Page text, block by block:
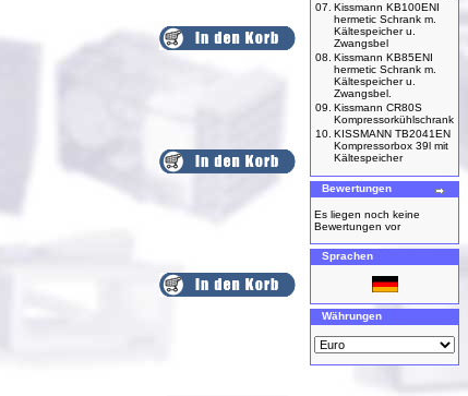
07. Kissmann KB100ENI
hermetic Schrank m.
Kältespeicher u.
Zwangsbel
08. Kissmann KB85ENI
hermetic Schrank m.
Kältespeicher u.
Zwangsbel.
09. Kissmann CR80S
Kompressorkühlschrank
10. KISSMANN TB2041EN
Kompressorbox 39l mit
Kältespeicher
Bewertungen
Es liegen noch keine
Bewertungen vor
Sprachen
Währungen